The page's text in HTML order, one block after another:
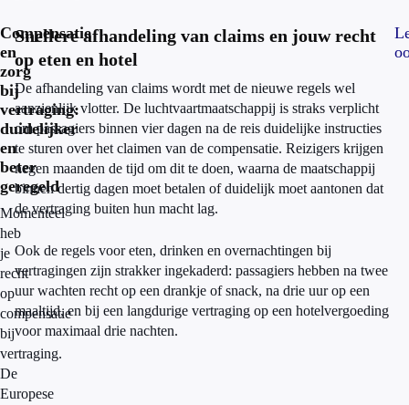
Compensatie
en
zorg
bij
vertraging:
duidelijker
en
beter
geregeld
Momenteel
heb
je
recht
op
compensatie
bij
vertraging.
De
Europese
Snellere afhandeling van claims en jouw recht
op eten en hotel
De afhandeling van claims wordt met de nieuwe regels wel
aanzienlijk vlotter. De luchtvaartmaatschappij is straks verplicht
om passagiers binnen vier dagen na de reis duidelijke instructies
te sturen over het claimen van de compensatie. Reizigers krijgen
negen maanden de tijd om dit te doen, waarna de maatschappij
binnen dertig dagen moet betalen of duidelijk moet aantonen dat
de vertraging buiten hun macht lag.
Ook de regels voor eten, drinken en overnachtingen bij
vertragingen zijn strakker ingekaderd: passagiers hebben na twee
uur wachten recht op een drankje of snack, na drie uur op een
maaltijd, en bij een langdurige vertraging op een hotelvergoeding
voor maximaal drie nachten.